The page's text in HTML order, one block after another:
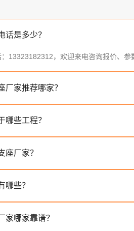
话是多少？
：13323182312，欢迎来电咨询报价、参
厂家推荐哪家？
哪些工程？
座厂家？
哪些？
家哪家靠谱？